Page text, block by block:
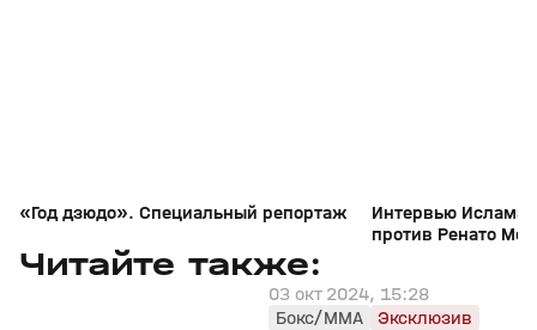
«Год дзюдо». Специальный репортаж
Интервью Ислама
против Ренато
Читайте также:
03 окт 2024, 15:28
Бокс/MMA
Эксклюзив